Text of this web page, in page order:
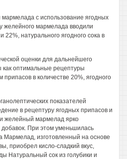
с использование ягодных
желейного мармелада вводили
22%, натурального ягодного сока в
оценки для дальнейшего
оптимальные рецептуры
в количестве 20%, ягодного
показателей
в рецептуру ягодных припасов и
желейный мармелад ярко
При этом уменьшилась
Мармелад, изготовленный на основе
приобрел кисло-сладкий вкус,
Натуральный сок из голубики и